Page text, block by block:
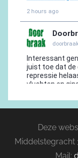
Deze
Middelstegracht
Mail: